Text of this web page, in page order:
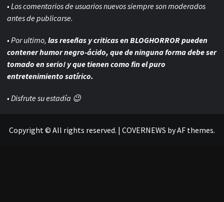
• Los comentarios de usuarios nuevos siempre son moderados
antes de publicarse.
• Por ultimo, las reseñas y criticas en BLOGHORROR pueden
contener humor negro-ácido, que de ninguna forma debe ser
tomado en serio! y que tienen como fin el puro
entretenimiento satírico.
• Disfrute su estadía 😉
Copyright © All rights reserved. | COVERNEWS by AF themes.